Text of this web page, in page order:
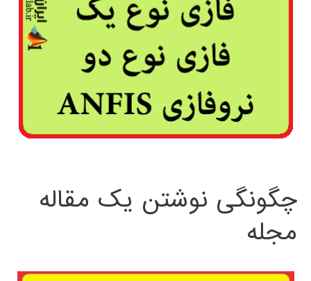
چگونگی نوشتن یک مقاله
مجله